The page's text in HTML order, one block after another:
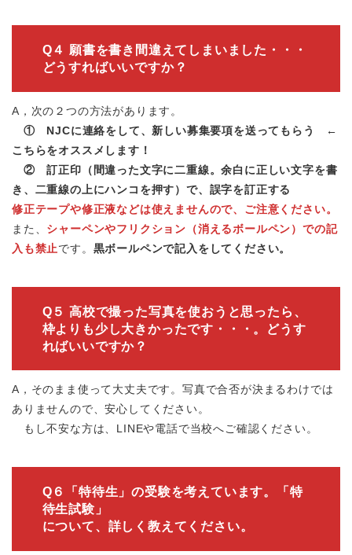
Q４ 願書を書き間違えてしまいました・・・
どうすればいいですか？
A，次の２つの方法があります。
① NJCに連絡をして、新しい募集要項を送ってもらう ←
こちらをオススメします！
② 訂正印（間違った文字に二重線。余白に正しい文字を書
き、二重線の上にハンコを押す）で、誤字を訂正する
修正テープや修正液などは使えませんので、ご注意ください。
また、 シャーペンやフリクション（消えるボールペン）での記
入も禁止です。 黒ボールペンで記入をしてください。
Q５ 高校で撮った写真を使おうと思ったら、
枠よりも少し大きかったです・・・。どうす
ればいいですか？
A，そのまま使って大丈夫です。写真で合否が決まるわけでは
ありませんので、安心してください。
もし不安な方は、LINEや電話で当校へご確認ください。
Q６「特待生」の受験を考えています。「特
待生試験」
について、詳しく教えてください。